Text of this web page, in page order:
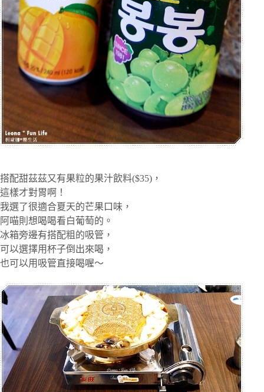
搭配甜茲茲又有果粒的果汁飲料($35)，
這樣才對胃啊！
我選了很適合夏天的芒果口味，
阿喵則想喝喝看白葡萄的。
冰箱旁邊有搭配粗的吸管，
可以選擇用杯子倒出來喝，
也可以用吸管直接喝喔～